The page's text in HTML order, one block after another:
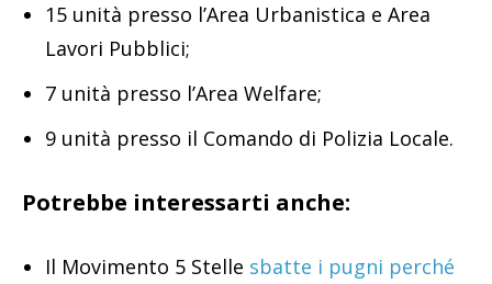
15 unità presso l’Area Urbanistica e Area
Lavori Pubblici;
7 unità presso l’Area Welfare;
9 unità presso il Comando di Polizia Locale.
Potrebbe interessarti anche:
Il Movimento 5 Stelle sbatte i pugni perché